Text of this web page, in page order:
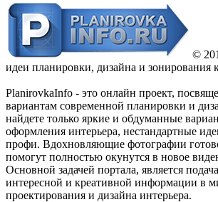
©
идеи планировки, дизайна и зонирования
PlanirovkaInfo - это онлайн проект,
вариантам современной планировки и
найдете только яркие и обдуманные
оформления интерьера, нестандартные
профи. Вдохновляющие фотографии
помогут полностью окунутся в новое
Основной задачей портала, является
интересной и креативной информации в
проектирования и дизайна интерьера.